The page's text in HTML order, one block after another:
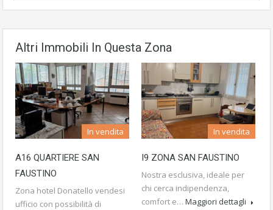
Altri Immobili In Questa Zona
In vendita
A16 QUARTIERE SAN
FAUSTINO
Zona hotel Donatello vendesi
ufficio con possibilità di
In vendita
I9 ZONA SAN FAUSTINO
Nostra esclusiva, ideale per
chi cerca indipendenza,
comfort e… Maggiori dettagli